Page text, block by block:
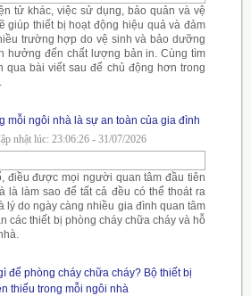
tử khác, việc sử dụng, bảo quản và vệ
giúp thiết bị hoạt động hiệu quả và đảm
trường hợp do vệ sinh và bảo dưỡng
hưởng đến chất lượng bản in. Cùng tìm
qua bài viết sau để chủ động hơn trong
mỗi ngôi nhà là sự an toàn của gia đình
nhật lúc: 23:06:26 - 31/07/2026
điều được mọi người quan tâm đầu tiên
là làm sao để tất cả đều có thể thoát ra
lý do ngày càng nhiều gia đình quan tâm
các thiết bị phòng cháy chữa cháy và hỗ
để phòng cháy chữa cháy? Bộ thiết bị
thiếu trong mỗi ngôi nhà